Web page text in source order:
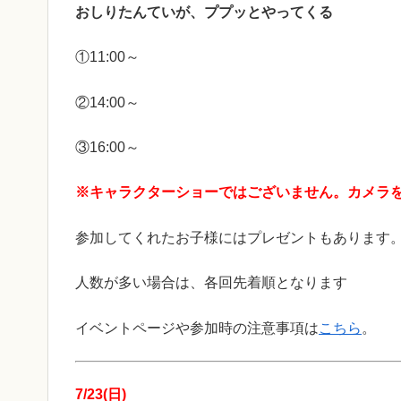
おしりたんていが、ププッとやってくる
①11:00～
②14:00～
③16:00～
※キャラクターショーではございません。カメラ
参加してくれたお子様にはプレゼントもあります。
人数が多い場合は、各回先着順となります
イベントページや参加時の注意事項はこちら 。
7/23(日)